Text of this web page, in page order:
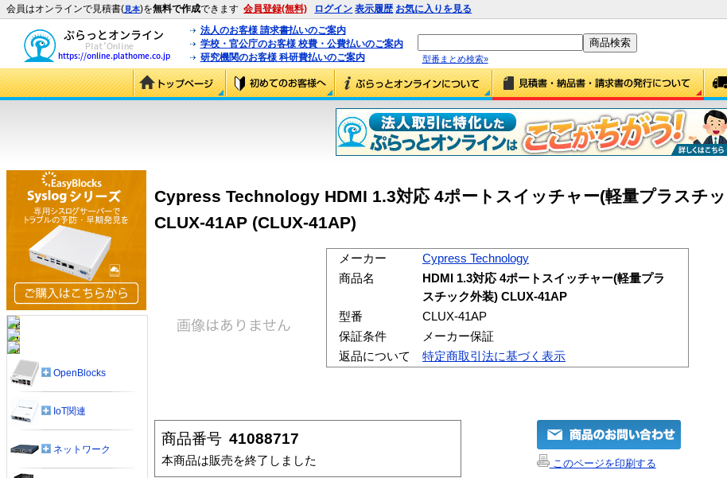
会員はオンラインで見積書(見本)を無料で作成できます 会員登録(無料) ログイン 表示履歴 お気に入りを見る
法人のお客様 請求書払いのご案内
学校・官公庁のお客様 校費・公費払いのご案内
研究機関のお客様 科研費払いのご案内
型番まとめ検索»
Cypress Technology HDMI 1.3対応 4ポートスイッチャー(軽量プラスチ
CLUX-41AP (CLUX-41AP)
メーカー
Cypress Technology
商品名
HDMI 1.3対応 4ポートスイッチャー(軽量プラ
スチック外装) CLUX-41AP
型番
CLUX-41AP
保証条件
メーカー保証
返品について
特定商取引法に基づく表示
商品番号 41088717
本商品は販売を終了しました
このページを印刷する
OpenBlocks
IoT関連
ネットワーク